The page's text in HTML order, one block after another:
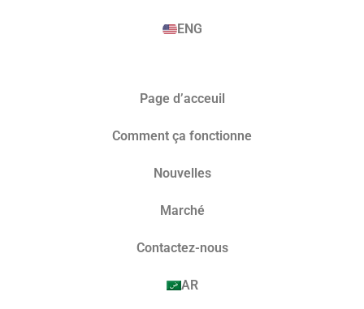
ENG
Page d’acceuil
Comment ça fonctionne
Nouvelles
Marché​
Contactez-nous
AR